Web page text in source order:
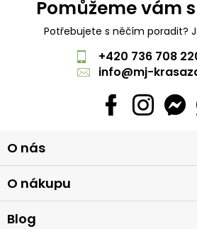
Pomůžeme vám
Potřebujete s něčím poradit?
+420 736 708
info@mj-
á
p
a
t
O nás
O nákupu
Blog